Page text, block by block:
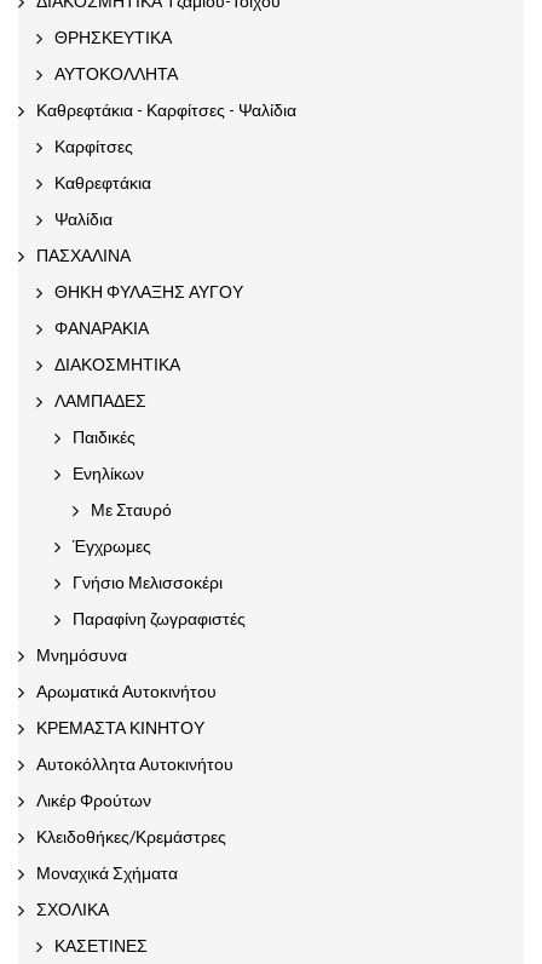
ΘΡΗΣΚΕΥΤΙΚΑ
ΑΥΤΟΚΟΛΛΗΤΑ
Καθρεφτάκια - Καρφίτσες - Ψαλίδια
Καρφίτσες
Καθρεφτάκια
Ψαλίδια
ΠΑΣΧΑΛΙΝΑ
ΘΗΚΗ ΦΥΛΑΞΗΣ ΑΥΓΟΥ
ΦΑΝΑΡΑΚΙΑ
ΔΙΑΚΟΣΜΗΤΙΚΑ
ΛΑΜΠΑΔΕΣ
Παιδικές
Ενηλίκων
Με Σταυρό
Έγχρωμες
Γνήσιο Μελισσοκέρι
Παραφίνη ζωγραφιστές
Μνημόσυνα
Αρωματικά Αυτοκινήτου
ΚΡΕΜΑΣΤΑ ΚΙΝΗΤΟΥ
Αυτοκόλλητα Αυτοκινήτου
Λικέρ Φρούτων
Κλειδοθήκες/Κρεμάστρες
Μοναχικά Σχήματα
ΣΧΟΛΙΚΑ
ΚΑΣΕΤΙΝΕΣ